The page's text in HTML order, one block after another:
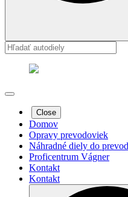
Close
Domov
Opravy prevodoviek
Náhradné diely do
Proficentrum Vágner
Kontakt
Kontakt